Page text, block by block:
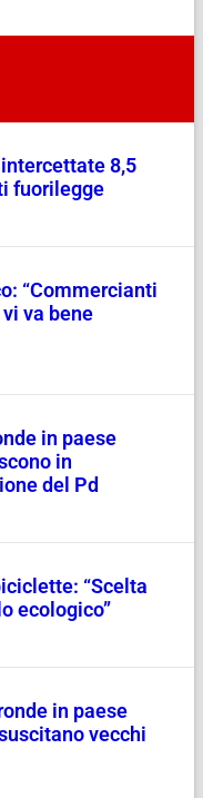
8,5
fuorilegge
“Commercianti
va bene
in paese
in
del Pd
“Scelta
ecologico”
in paese
vecchi